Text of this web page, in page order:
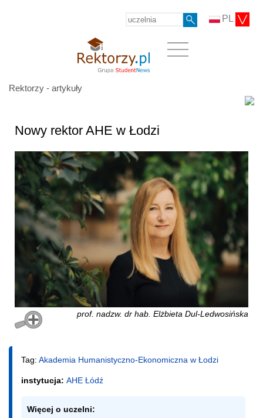
PL
Rektorzy - artykuły
Nowy rektor AHE w Łodzi
prof. nadzw. dr hab. Elżbieta Dul-Ledwosińska
Tag: Akademia Humanistyczno-Ekonomiczna w Łodzi
instytucja: AHE Łódź
Więcej o uczelni: